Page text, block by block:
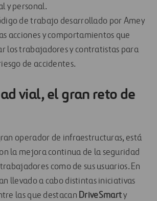
y personal.
de trabajo desarrollado por Amey
acciones y comportamientos que
los trabajadores y contratistas para
de accidentes.
vial, el gran reto de
operador de infraestructuras, está
la mejora continua de la seguridad
como de sus usuarios. En
llevado a cabo distintas iniciativas
las que destacan DriveSmarty